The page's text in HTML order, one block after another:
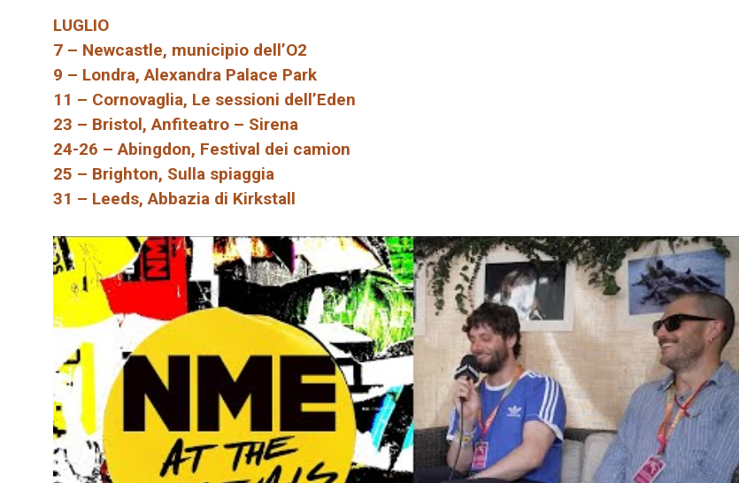
LUGLIO
7 – Newcastle, municipio dell’O2
9 – Londra, Alexandra Palace Park
11 – Cornovaglia, Le sessioni dell’Eden
23 – Bristol, Anfiteatro – Sirena
24-26 – Abingdon, Festival dei camion
25 – Brighton, Sulla spiaggia
31 – Leeds, Abbazia di Kirkstall